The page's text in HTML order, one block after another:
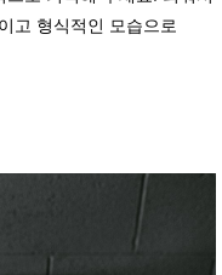
고 형식적인 모습으로